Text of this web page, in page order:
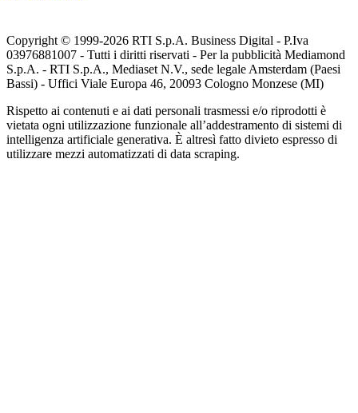
Copyright © 1999-2026 RTI S.p.A. Business Digital - P.Iva
03976881007 - Tutti i diritti riservati - Per la pubblicità Mediamond
S.p.A. - RTI S.p.A., Mediaset N.V., sede legale Amsterdam (Paesi
Bassi) - Uffici Viale Europa 46, 20093 Cologno Monzese (MI)
Rispetto ai contenuti e ai dati personali trasmessi e/o riprodotti è
vietata ogni utilizzazione funzionale all’addestramento di sistemi di
intelligenza artificiale generativa. È altresì fatto divieto espresso di
utilizzare mezzi automatizzati di data scraping.